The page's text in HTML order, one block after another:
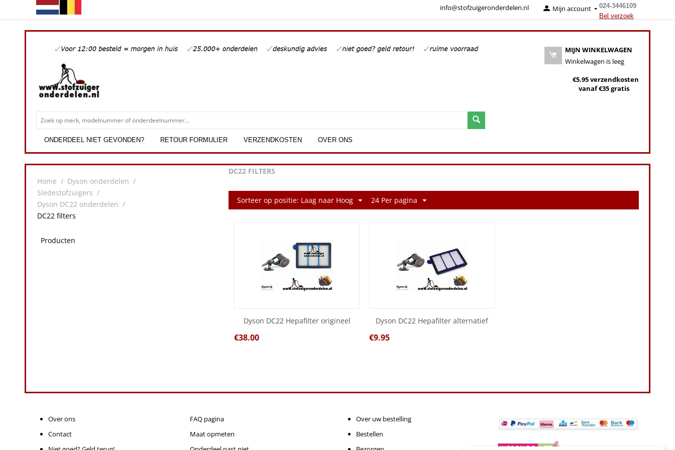
024-3446109
Bel verzoek
Mijn account
info@stofzuigeronderdelen.nl
MIJN WINKELWAGEN
Winkelwagen is leeg
€5.95 verzendkosten
vanaf €35 gratis
ONDERDEEL NIET GEVONDEN? RETOUR FORMULIER VERZENDKOSTEN OVER ONS
Home / Dyson onderdelen /
Sledestofzuigers /
Dyson DC22 onderdelen /
DC22 filters
Producten
DC22 FILTERS
Sorteer op positie: Laag naar Hoog 24 Per pagina
Dyson DC22 Hepafilter origineel
€38.00
Dyson DC22 Hepafilter alternatief
€9.95
Over ons
Contact
FAQ pagina
Maat opmeten
Over uw bestelling
Bestellen